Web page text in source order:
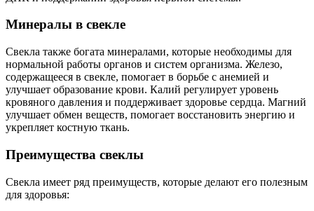
Минералы в свекле
Свекла также богата минералами, которые необходимы для
нормальной работы органов и систем организма. Железо,
содержащееся в свекле, помогает в борьбе с анемией и
улучшает образование крови. Калий регулирует уровень
кровяного давления и поддерживает здоровье сердца. Магний
улучшает обмен веществ, помогает восстановить энергию и
укрепляет костную ткань.
Преимущества свеклы
Свекла имеет ряд преимуществ, которые делают его полезным
для здоровья: